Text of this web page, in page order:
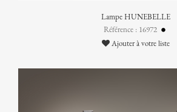
Lampe HUNEBELLE
Référence : 16972
Ajouter à votre liste